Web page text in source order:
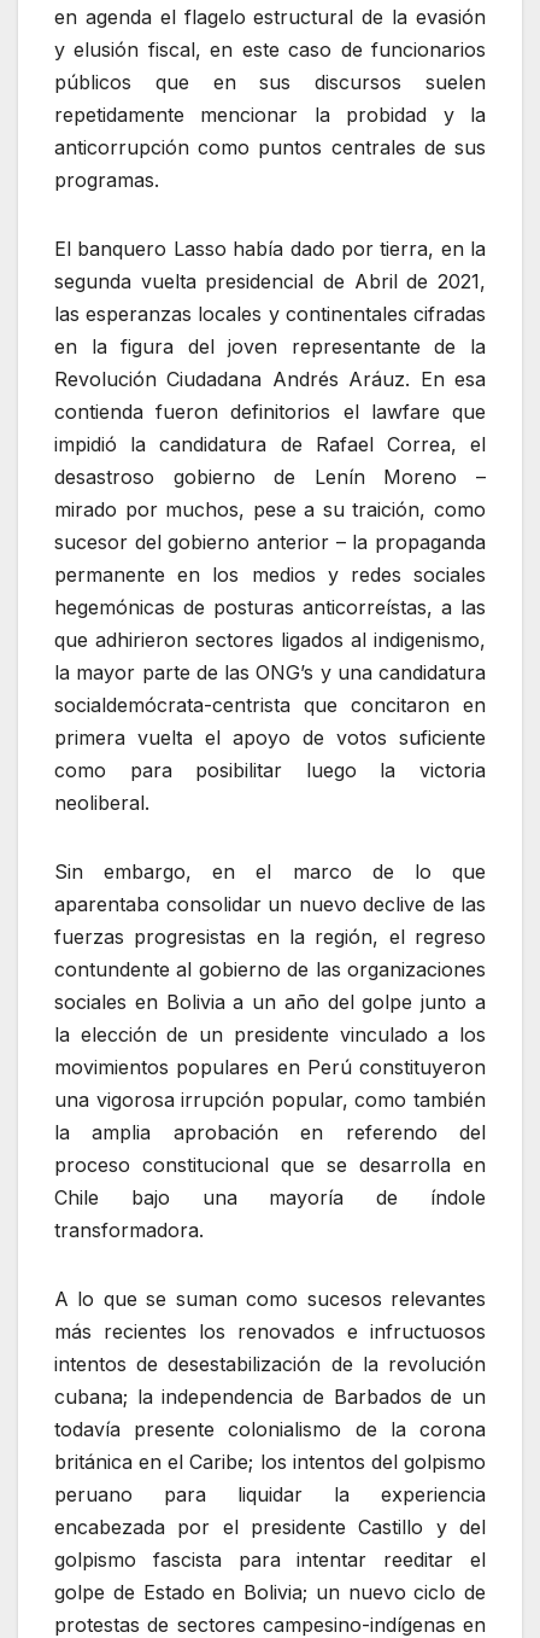
en agenda el flagelo estructural de la evasión
y elusión fiscal, en este caso de funcionarios
públicos que en sus discursos suelen
repetidamente mencionar la probidad y la
anticorrupción como puntos centrales de sus
programas.
El banquero Lasso había dado por tierra, en la
segunda vuelta presidencial de Abril de 2021,
las esperanzas locales y continentales cifradas
en la figura del joven representante de la
Revolución Ciudadana Andrés Aráuz. En esa
contienda fueron definitorios el lawfare que
impidió la candidatura de Rafael Correa, el
desastroso gobierno de Lenín Moreno –
mirado por muchos, pese a su traición, como
sucesor del gobierno anterior – la propaganda
permanente en los medios y redes sociales
hegemónicas de posturas anticorreístas, a las
que adhirieron sectores ligados al indigenismo,
la mayor parte de las ONG’s y una candidatura
socialdemócrata-centrista que concitaron en
primera vuelta el apoyo de votos suficiente
como para posibilitar luego la victoria
neoliberal.
Sin embargo, en el marco de lo que
aparentaba consolidar un nuevo declive de las
fuerzas progresistas en la región, el regreso
contundente al gobierno de las organizaciones
sociales en Bolivia a un año del golpe junto a
la elección de un presidente vinculado a los
movimientos populares en Perú constituyeron
una vigorosa irrupción popular, como también
la amplia aprobación en referendo del
proceso constitucional que se desarrolla en
Chile bajo una mayoría de índole
transformadora.
A lo que se suman como sucesos relevantes
más recientes los renovados e infructuosos
intentos de desestabilización de la revolución
cubana; la independencia de Barbados de un
todavía presente colonialismo de la corona
británica en el Caribe; los intentos del golpismo
peruano para liquidar la experiencia
encabezada por el presidente Castillo y del
golpismo fascista para intentar reeditar el
golpe de Estado en Bolivia; un nuevo ciclo de
protestas de sectores campesino-indígenas en